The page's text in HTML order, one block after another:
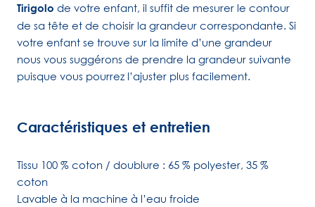
Tirigolo de votre enfant, il suffit de mesurer le contour
de sa tête et de choisir la grandeur correspondante. Si
votre enfant se trouve sur la limite d’une grandeur
nous vous suggérons de prendre la grandeur suivante
puisque vous pourrez l’ajuster plus facilement.
Caractéristiques et entretien
Tissu 100 % coton / doublure : 65 % polyester, 35 %
coton
Lavable à la machine à l’eau froide